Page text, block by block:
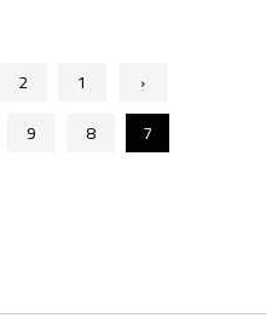
‹
1
2
7
8
9